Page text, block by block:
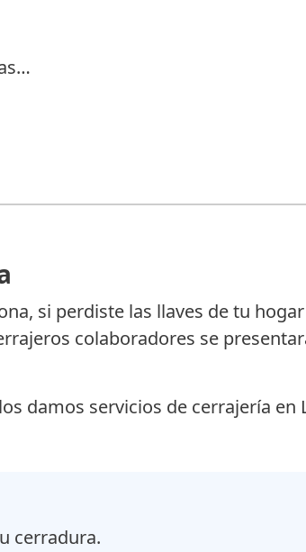
si perdiste las llaves de tu
colaboradores se
damos servicios de cerrajería en
cerradura.